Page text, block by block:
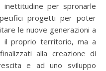
inettitudine per spronarle
progetti per poter
le nuove generazioni a
il proprio territorio, ma a
alla creazione di
e ad uno sviluppo